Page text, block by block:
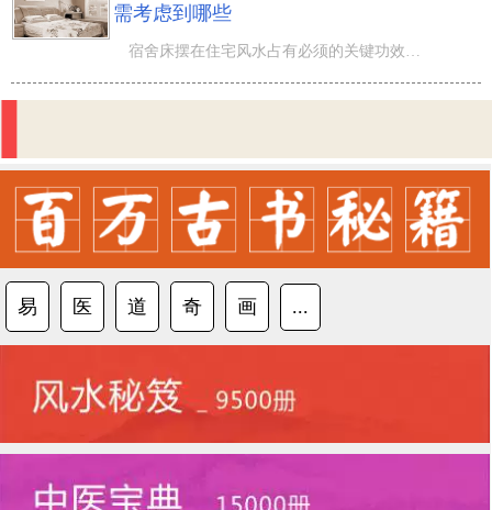
需考虑到哪些
宿舍床摆在住宅风水占有必须的关键功效，由于1个优良的床头风水针对大家的睡眠有确保，因而宿舍床放置并不
易 医 道 奇 画 ...